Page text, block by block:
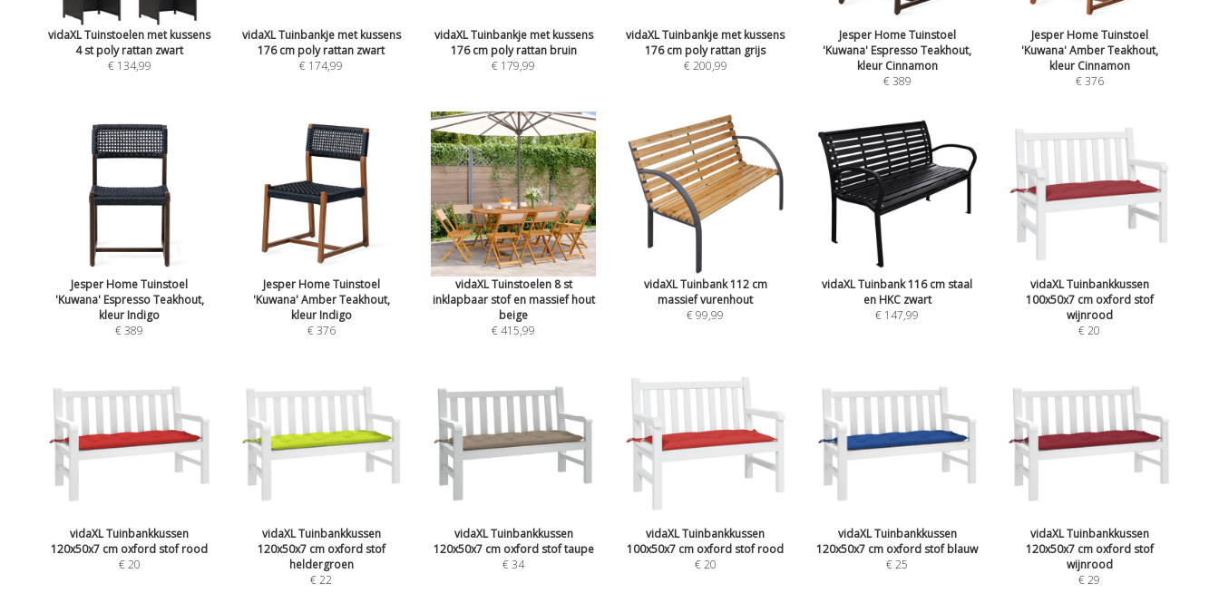
vidaXL Tuinstoelen met kussens
4 st poly rattan zwart
€ 134,99
vidaXL Tuinbankje met kussens
176 cm poly rattan zwart
€ 174,99
vidaXL Tuinbankje met kussens
176 cm poly rattan bruin
€ 179,99
vidaXL Tuinbankje met kussens
176 cm poly rattan grijs
€ 200,99
Jesper Home Tuinstoel
'Kuwana' Espresso Teakhout,
kleur Cinnamon
€ 389
Jesper Home Tuinstoel
'Kuwana' Amber Teakhout,
kleur Cinnamon
€ 376
Jesper Home Tuinstoel
'Kuwana' Espresso Teakhout,
kleur Indigo
€ 389
Jesper Home Tuinstoel
'Kuwana' Amber Teakhout,
kleur Indigo
€ 376
vidaXL Tuinstoelen 8 st
inklapbaar stof en massief hout
beige
€ 415,99
vidaXL Tuinbank 112 cm
massief vurenhout
€ 99,99
vidaXL Tuinbank 116 cm staal
en HKC zwart
€ 147,99
vidaXL Tuinbankkussen
100x50x7 cm oxford stof
wijnrood
€ 20
vidaXL Tuinbankkussen
120x50x7 cm oxford stof rood
€ 20
vidaXL Tuinbankkussen
120x50x7 cm oxford stof
heldergroen
€ 22
vidaXL Tuinbankkussen
120x50x7 cm oxford stof taupe
€ 34
vidaXL Tuinbankkussen
100x50x7 cm oxford stof rood
€ 20
vidaXL Tuinbankkussen
120x50x7 cm oxford stof blauw
€ 25
vidaXL Tuinbankkussen
120x50x7 cm oxford stof
wijnrood
€ 29